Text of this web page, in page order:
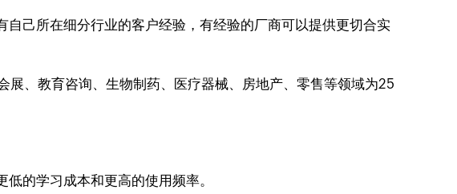
己所在细分行业的客户经验，有经验的厂商可以提供更切合实
、教育咨询、生物制药、医疗器械、房地产、零售等领域为25
的学习成本和更高的使用频率。